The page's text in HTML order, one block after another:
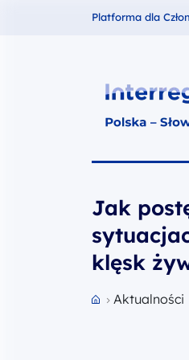
Fundusze dla
Platforma dla
Interreg
Jak
klęsk
Aktualności